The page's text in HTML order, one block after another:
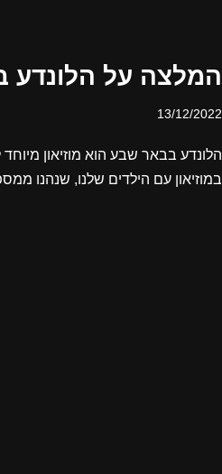
המלצה על הלונדע
13/12/2022
במוזיאון עם הילדים שלנו, שנהנו